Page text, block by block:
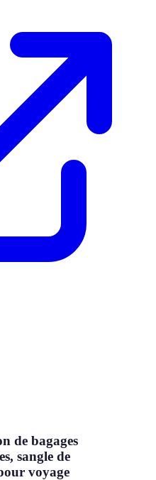
de bagages
sangle de
voyage